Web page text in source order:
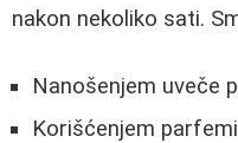
nakon nekoliko sati.
Nanošenjem uveče
Korišćenjem